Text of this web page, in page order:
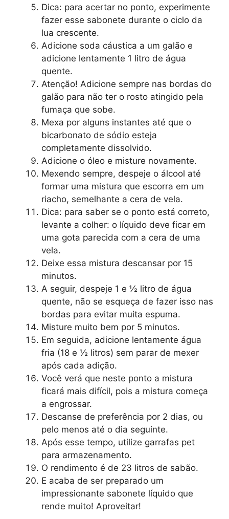
Dica: para acertar no ponto, experimente
fazer esse sabonete durante o ciclo da
lua crescente.
Adicione soda cáustica a um galão e
adicione lentamente 1 litro de água
quente.
Atenção! Adicione sempre nas bordas do
galão para não ter o rosto atingido pela
fumaça que sobe.
Mexa por alguns instantes até que o
bicarbonato de sódio esteja
completamente dissolvido.
Adicione o óleo e misture novamente.
Mexendo sempre, despeje o álcool até
formar uma mistura que escorra em um
riacho, semelhante a cera de vela.
Dica: para saber se o ponto está correto,
levante a colher: o líquido deve ficar em
uma gota parecida com a cera de uma
vela.
Deixe essa mistura descansar por 15
minutos.
A seguir, despeje 1 e ½ litro de água
quente, não se esqueça de fazer isso nas
bordas para evitar muita espuma.
Misture muito bem por 5 minutos.
Em seguida, adicione lentamente água
fria (18 e ½ litros) sem parar de mexer
após cada adição.
Você verá que neste ponto a mistura
ficará mais difícil, pois a mistura começa
a engrossar.
Descanse de preferência por 2 dias, ou
pelo menos até o dia seguinte.
Após esse tempo, utilize garrafas pet
para armazenamento.
O rendimento é de 23 litros de sabão.
E acaba de ser preparado um
impressionante sabonete líquido que
rende muito! Aproveitar!